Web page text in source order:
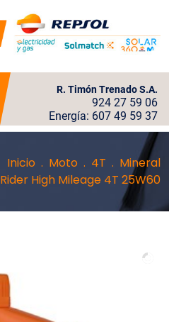
R. Timón Trenado S.A.
924 27 59 06
Energía: 607 49 59 37
Inicio Moto 4T
Mineral
Rider High Mileage 4T 25W60